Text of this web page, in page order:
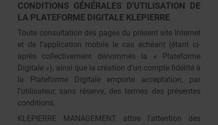
CONDITIONS GÉNÉRALES D'UTILISATION DE
LA PLATEFORME DIGITALE KLEPIERRE
Toute consultation des pages du présent site Internet
et de l’application mobile le cas échéant (étant ci-
après collectivement dénommés la « Plateforme
Digitale »), ainsi que la création d’un compte fidélité à
la Plateforme Digitale emporte acceptation, par
l'utilisateur, sans réserve, des termes des présentes
conditions.
KLEPIERRE MANAGEMENT attire l'attention des